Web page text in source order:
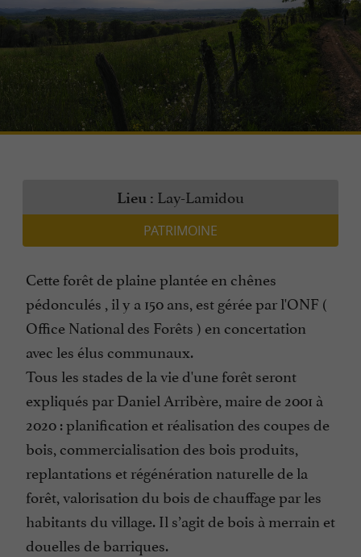
Lieu : Lay-Lamidou
PATRIMOINE
Cette forêt de plaine plantée en chênes
pédonculés , il y a 150 ans, est gérée par l'ONF (
Office National des Forêts ) en concertation
avec les élus communaux.
Tous les stades de la vie d'une forêt seront
expliqués par Daniel Arribère, maire de 2001 à
2020 : planification et réalisation des coupes de
bois, commercialisation des bois produits,
replantations et régénération naturelle de la
forêt, valorisation du bois de chauffage par les
habitants du village. Il s’agit de bois à merrain et
douelles de barriques.